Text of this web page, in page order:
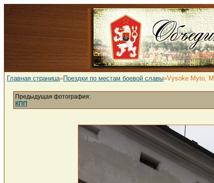
Главная страница»Поездки по местам боевой славы»Vysoke Myto,
Предыдущая фотография:
КПП